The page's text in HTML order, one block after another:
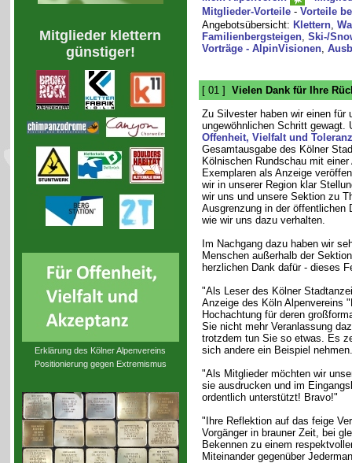
Mitglieder klettern
günstiger!
Erklärung des Kölner Alpenvereins
Positionierung gegen Extremismus
Mitglieder-Vorteile- Vorteile
Angebotsübersicht: Klettern,
Familienbergsteigen, Ski-/
Vorträge - AlpinVisionen,
[ 01 ] Vielen Dank für Ihre
Zu Silvester haben wir einen für
ungewöhnlichen Schritt gewagt.
Offenheit, Vielfalt und Toleranz
Gesamtausgabe des Kölner
Kölnischen Rundschau mit
Exemplaren als Anzeige
wir in unserer Region klar
wir uns und unsere Sektion zu
Ausgrenzung in der öffentlichen
wie wir uns dazu verhalten.
Im Nachgang dazu haben wir
Menschen außerhalb der
herzlichen Dank dafür - dieses
"Als Leser des Kölner
Anzeige des Köln Alpenvereins
Hochachtung für deren
Sie nicht mehr Veranlassung
trotzdem tun Sie so etwas. Es
sich andere ein Beispiel
"Als Mitglieder möchten wir
sie ausdrucken und im
ordentlich unterstützt! Bravo!"
"Ihre Reflektion auf das feige
Vorgänger in brauner Zeit, bei
Bekennen zu einem
Miteinander gegenüber